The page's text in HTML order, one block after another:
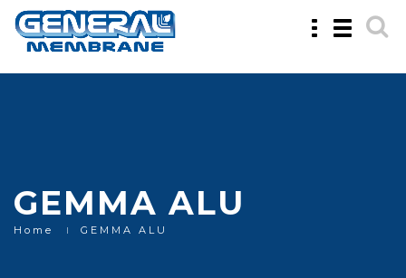
ToggleToggle
GEMMA ALU
Home GEMMA ALU